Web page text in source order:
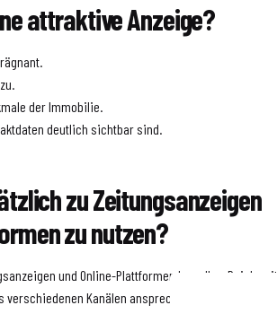
attraktive Anzeige?
der Immobilie.
deutlich sichtbar sind.
zu Zeitungsanzeigen
zu nutzen?
und Online-Plattformen kann Ihre Reichweite
Kanälen ansprechen.